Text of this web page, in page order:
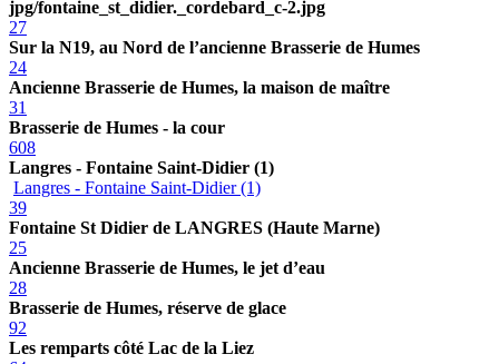
jpg/fontaine_st_didier._cordebard_c-2.jpg
27
Sur la N19, au Nord de l’ancienne Brasserie de Humes
24
Ancienne Brasserie de Humes, la maison de maître
31
Brasserie de Humes - la cour
608
Langres - Fontaine Saint-Didier (1)
Langres - Fontaine Saint-Didier (1)
39
Fontaine St Didier de LANGRES (Haute Marne)
25
Ancienne Brasserie de Humes, le jet d’eau
28
Brasserie de Humes, réserve de glace
92
Les remparts côté Lac de la Liez